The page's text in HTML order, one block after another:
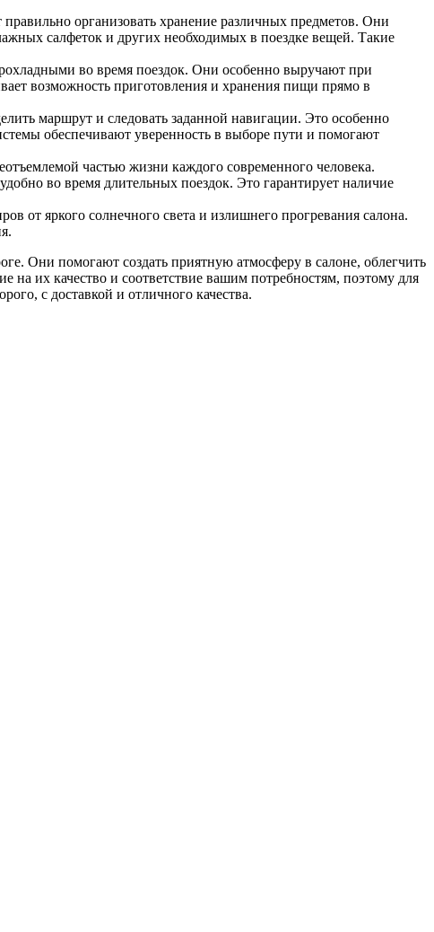
организовать хранение различных предметов. Они
салфеток и других необходимых в поездке вещей. Такие
во время поездок. Они особенно выручают при
возможность приготовления и хранения пищи прямо в
маршрут и следовать заданной навигации. Это особенно
обеспечивают уверенность в выборе пути и помогают
частью жизни каждого современного человека.
во время длительных поездок. Это гарантирует наличие
от яркого солнечного света и излишнего прогревания салона.
Они помогают создать приятную атмосферу в салоне, облегчить
на их качество и соответствие вашим потребностям, поэтому для
с доставкой и отличного качества.